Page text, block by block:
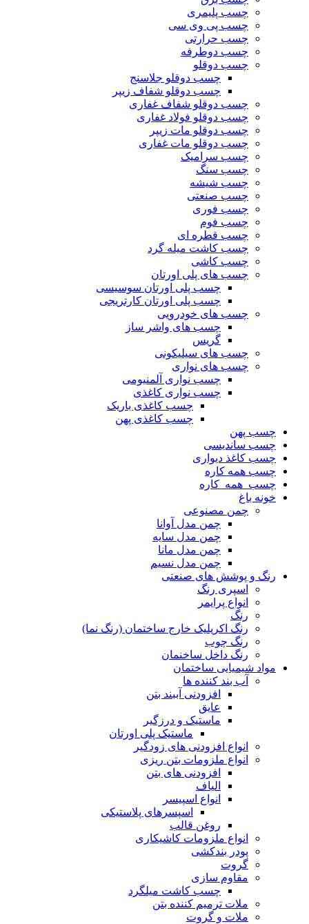
چسب پلیمری
چسب پی وی سی
چسب حرارتی
چسب دوطرفه
چسب دوقلو
چسب دوقلو جلاسنج
چسب دوقلو شفاف زیپر
چسب دوقلو شفاف غفاری
چسب دوقلو فولاد غفاری
چسب دوقلو مات زیپر
چسب دوقلو مات غفاری
چسب سرامیک
چسب سنگ
چسب شیشه
چسب صنعتی
چسب فوری
چسب فوم
چسب قطره ای
چسب کاشت میله گرد
چسب کاشی
چسب های پلی اورتان
چسب پلی اورتان سوسیسی
چسب پلی اورتان کارتریجی
چسب های خودرویی
چسب های واشر ساز
گریس
چسب های سیلیکونی
چسب های نواری
چسب نواری آلمنیومی
چسب نواری کاغذی
چسب کاغذی باریک
چسب کاغذی پهن
چسب پهن
چسب ساندیسی
چسب کاغذ دیواری
چسب همه کاره
چسب_همه_کاره
خونه باغ
چمن مصنوعی
چمن مدل آوانا
چمن مدل سایه
چمن مدل مانا
چمن مدل نسیم
رنگ و پوشش های صنعتی
اسپری رنگ
انواع پرایمر
رنگ
رنگ اکریلیک خارج ساختمان (رنگ نما)
رنگ چوب
رنگ داخل ساخنمان
مواد شیمیایی ساختمان
آب بند کننده ها
افزودنی آببند بتن
عایق
ماستیک و درزگیر
ماستیک پلی اورتان
انواع افزودنی های زودگیر
انواع ملزومات بتن ریزی
افزودنی های بتن
الیاف
انواع اسپیسر
اسپسرهای پلاستیکی
روغن قالب
انواع ملزومات کاشیکاری
پودر بندکشی
گروت
مقاوم سازی
چسب کاشت میلگرد
ملات ترمیم کننده بتن
ملات و گروت